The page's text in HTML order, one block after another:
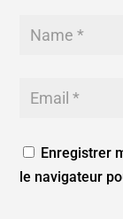
Enregistrer
le navigateur